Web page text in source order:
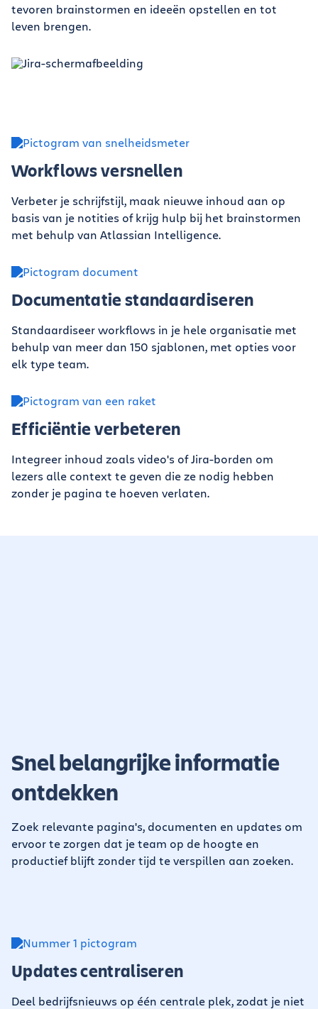
tevoren brainstormen en ideeën opstellen en tot
leven brengen.
Workflows versnellen
Verbeter je schrijfstijl, maak nieuwe inhoud aan op
basis van je notities of krijg hulp bij het brainstormen
met behulp van Atlassian Intelligence.
Documentatie standaardiseren
Standaardiseer workflows in je hele organisatie met
behulp van meer dan 150 sjablonen, met opties voor
elk type team.
Efficiëntie verbeteren
Integreer inhoud zoals video's of Jira-borden om
lezers alle context te geven die ze nodig hebben
zonder je pagina te hoeven verlaten.
Snel belangrijke informatie
ontdekken
Zoek relevante pagina's, documenten en updates om
ervoor te zorgen dat je team op de hoogte en
productief blijft zonder tijd te verspillen aan zoeken.
Updates centraliseren
Deel bedrijfsnieuws op één centrale plek, zodat je niet